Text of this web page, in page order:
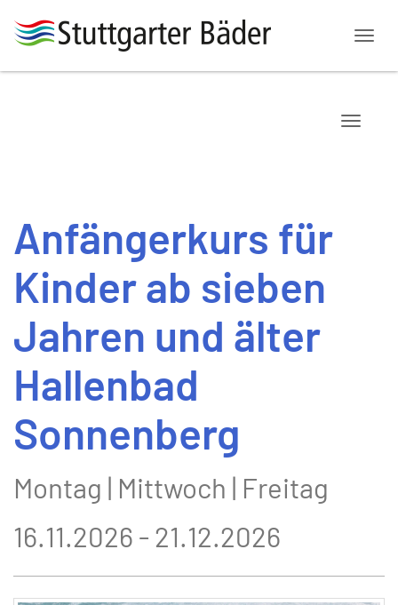
Anfängerkurs für
Kinder ab sieben
Jahren und älter
Hallenbad
Sonnenberg
Montag | Mittwoch | Freitag
16.11.2026 - 21.12.2026